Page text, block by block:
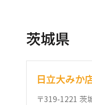
茨城県
日立大みか
〒319-1221 茨